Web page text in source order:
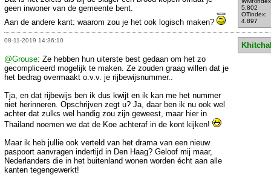
5.802
OTindex:
4.897
geen inwoner van de gemeente bent.
Aan de andere kant: waarom zou je het ook logisch maken?
08-11-2019 14:36:10
@Grouse: Ze hebben hun uiterste best gedaan om het zo
gecompliceerd mogelijk te maken. Ze zouden graag willen dat je
het bedrag overmaakt o.v.v. je rijbewijsnummer..
Tja, en dat rijbewijs ben ik dus kwijt en ik kan me het nummer
niet herinneren. Opschrijven zegt u? Ja, daar ben ik nu ook wel
achter dat zulks wel handig zou zijn geweest, maar hier in
Thailand noemen we dat de Koe achteraf in de kont kijken!
Maar ik heb jullie ook verteld van het drama van een nieuw
paspoort aanvragen indertijd in Den Haag? Geloof mij maar,
Nederlanders die in het buitenland wonen worden écht aan alle
kanten tegengewerkt!